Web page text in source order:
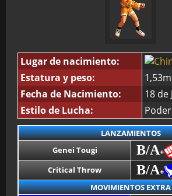
Lugar de nacimiento:
Estatura y peso:
Fecha de Nacimiento:
18 de
Estilo de Lucha:
LANZAMIENTOS
Genei Tougi
B/A+
Critical Throw
B/A+
MOVIMIENTOS EXTRA